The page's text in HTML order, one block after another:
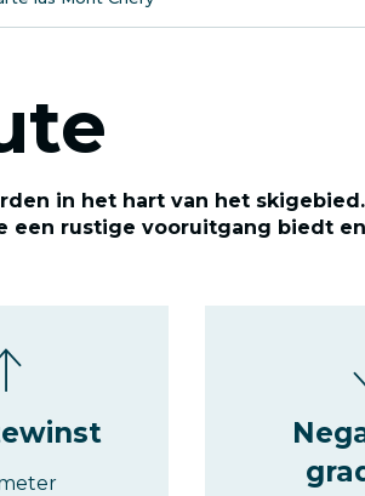
in het hart van het
rustige vooruitgang biedt